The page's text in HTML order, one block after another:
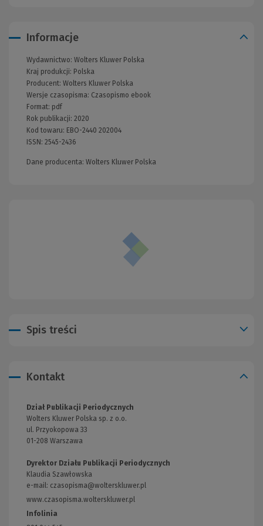
Informacje
Wydawnictwo: Wolters Kluwer Polska
Kraj produkcji: Polska
Producent: Wolters Kluwer Polska
Wersje czasopisma: Czasopismo ebook
Format: pdf
Rok publikacji: 2020
Kod towaru: EBO-2440 202004
ISSN: 2545-2436
Dane producenta: Wolters Kluwer Polska
Spis treści
Kontakt
Dział Publikacji Periodycznych
Wolters Kluwer Polska sp. z o.o.
ul. Przyokopowa 33
01-208 Warszawa
Dyrektor Działu Publikacji Periodycznych
Klaudia Szawłowska
e-mail: czasopisma@wolterskluwer.pl
www.czasopisma.wolterskluwer.pl
Infolinia